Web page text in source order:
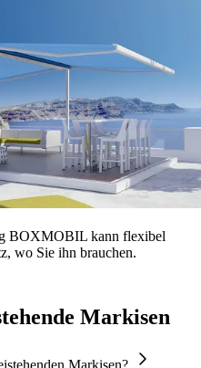
BOXMOBIL kann flexibel
wo Sie ihn brauchen.
Markisen
Markisen?